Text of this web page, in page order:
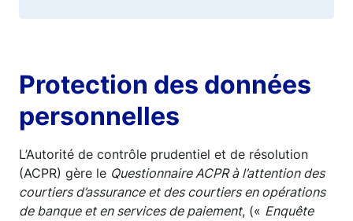
Protection des données
personnelles
L’Autorité de contrôle prudentiel et de résolution
(ACPR) gère le Questionnaire ACPR à l’attention des
courtiers d’assurance et des courtiers en opérations
de banque et en services de paiement, (« Enquête